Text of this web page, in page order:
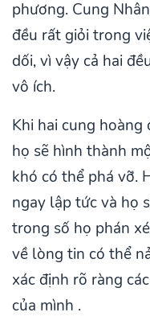
phương. Cung
đều rất giỏi trong
dối, vì vậy cả hai
vô ích.
Khi hai cung hoàng
họ sẽ hình thành
khó có thể phá vỡ.
ngay lập tức và họ
trong số họ phán
về lòng tin có thể
xác định rõ ràng
của mình .